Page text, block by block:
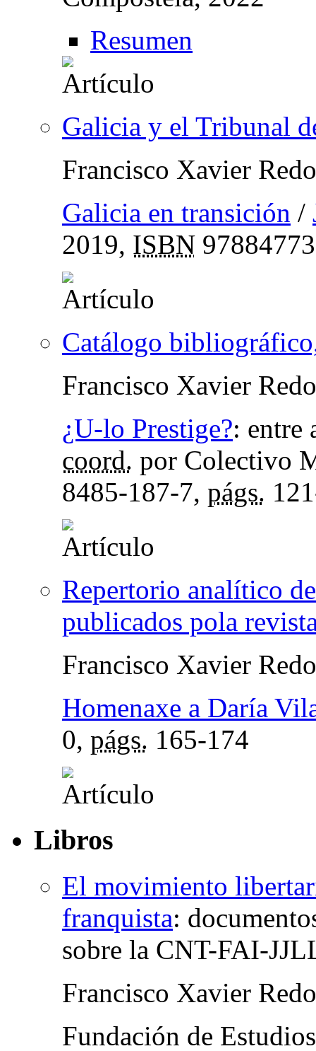
Resumen
Galicia y el Tribunal
Francisco Xavier
Galicia en transición /
2019, ISBN
Catálogo
Francisco Xavier
¿U-lo Prestige?: entre
coord. por Colectivo
8485-187-7, págs.
Repertorio analítico
publicados pola
Francisco Xavier
Homenaxe a Daría
0, págs. 165-174
Libros
El movimiento
franquista:
sobre la CNT-FAI-
Francisco Xavier
Fundación de